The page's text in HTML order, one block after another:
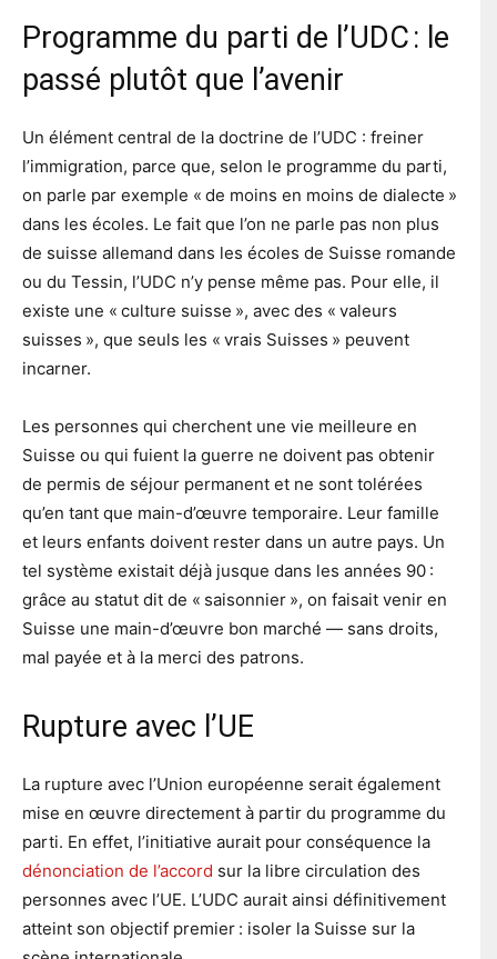
Programme du parti de l’UDC : le
passé plutôt que l’avenir
Un élément central de la doctrine de l’UDC : freiner
l’immigration, parce que, selon le programme du parti,
on parle par exemple « de moins en moins de dialecte »
dans les écoles. Le fait que l’on ne parle pas non plus
de suisse allemand dans les écoles de Suisse romande
ou du Tessin, l’UDC n’y pense même pas. Pour elle, il
existe une « culture suisse », avec des « valeurs
suisses », que seuls les « vrais Suisses » peuvent
incarner.
Les personnes qui cherchent une vie meilleure en
Suisse ou qui fuient la guerre ne doivent pas obtenir
de permis de séjour permanent et ne sont tolérées
qu’en tant que main-d’œuvre temporaire. Leur famille
et leurs enfants doivent rester dans un autre pays. Un
tel système existait déjà jusque dans les années 90 :
grâce au statut dit de « saisonnier », on faisait venir en
Suisse une main-d’œuvre bon marché — sans droits,
mal payée et à la merci des patrons.
Rupture avec l’UE
La rupture avec l’Union européenne serait également
mise en œuvre directement à partir du programme du
parti. En effet, l’initiative aurait pour conséquence la
dénonciation de l’accord sur la libre circulation des
personnes avec l’UE. L’UDC aurait ainsi définitivement
atteint son objectif premier : isoler la Suisse sur la